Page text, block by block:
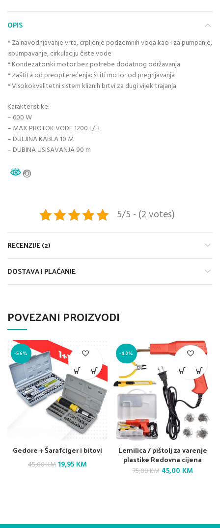
OPIS
* Za navodnjavanje vrta, crpljenje podzemnih voda kao i za pumpanje,
ispumpavanje, cirkulaciju čiste vode
* Kondezatorski motor bez potrebe dodatnog održavanja
* Zaštita od preopterećenja: štiti motor od pregrijavanja
* Visokokvalitetni sistem kliznih brtvi za dugi vijek trajanja
Karakteristike:
– 600 W
– MAX PROTOK VODE 1200 L/H
– DULJINA KABLA 10 M
– DUBINA USISAVANJA 90 m
5/5 - (2 votes)
RECENZIJE (2)
DOSTAVA I PLAĆANJE
POVEZANI PROIZVODI
-56%
Gedore + Šarafciger i bitovi
45,00KMOriginal
19,95 KMCurrent
-40%
Lemilica / pištolj za varenje
plastike Redovna cijena
75,00KM Original
45,00 KMCurrent